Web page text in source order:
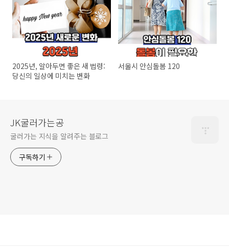
2025년, 알아두면 좋은 새 법령:
당신의 일상에 미치는 변화
서울시 안심돌봄 120
JK굴러가는공
굴러가는 지식을 알려주는 블로그
구독하기